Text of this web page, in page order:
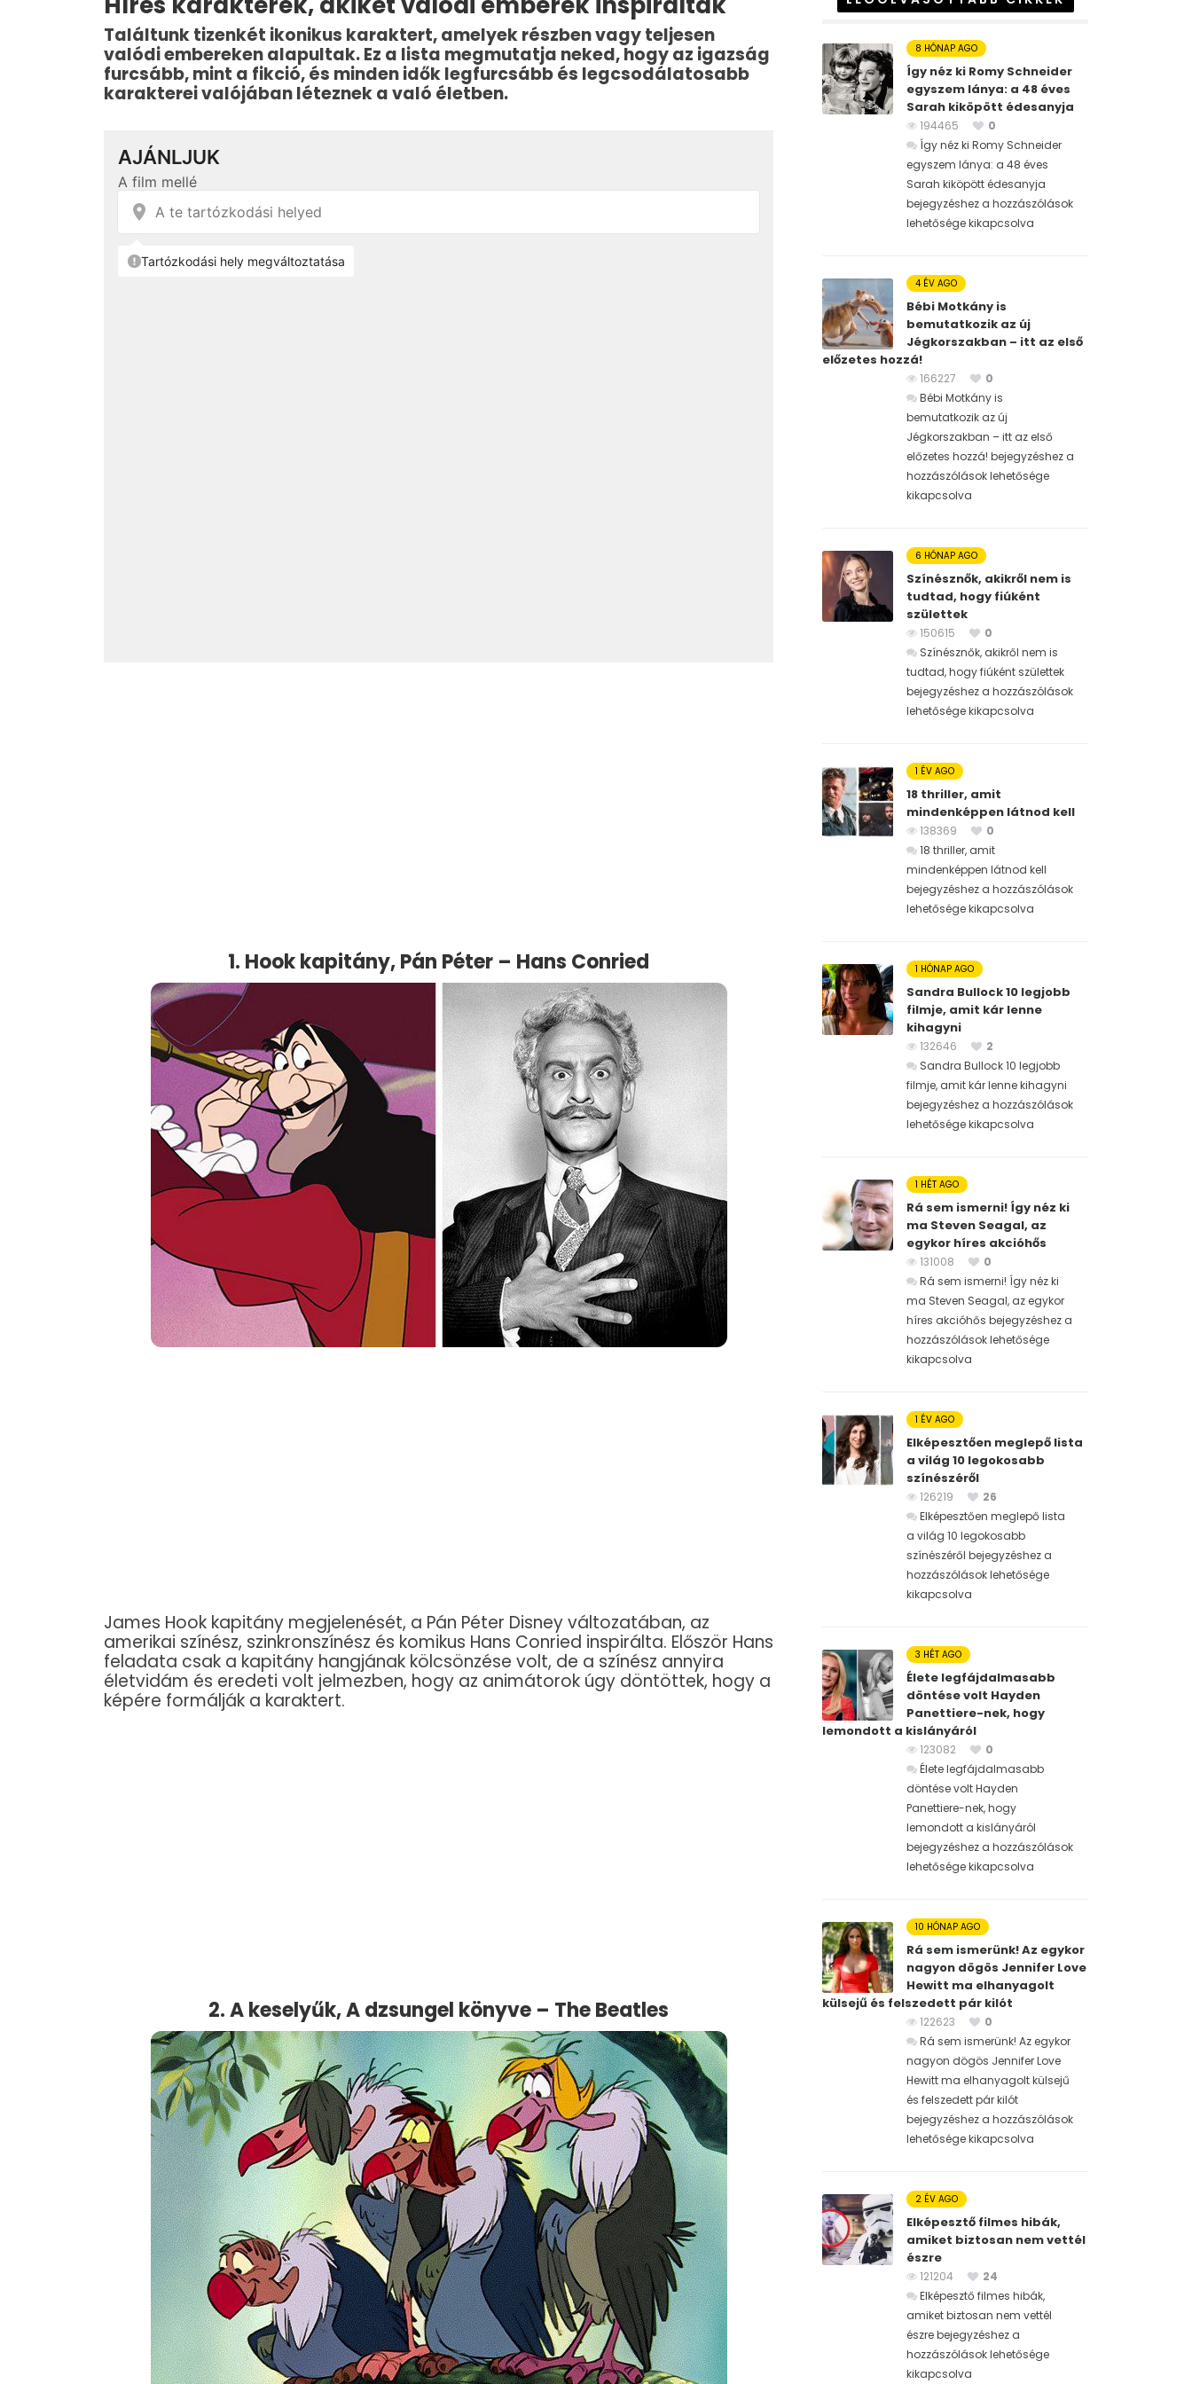
Találtunk tizenkét ikonikus karaktert, amelyek részben vagy teljesen
valódi embereken alapultak. Ez a lista megmutatja neked, hogy az igazság
furcsább, mint a fikció, és minden idők legfurcsább és legcsodálatosabb
karakterei valójában léteznek a való életben.
1. Hook kapitány, Pán Péter – Hans Conried
James Hook kapitány megjelenését, a Pán Péter Disney változatában, az
amerikai színész, szinkronszínész és komikus Hans Conried inspirálta. Először Hans
feladata csak a kapitány hangjának kölcsönzése volt, de a színész annyira
életvidám és eredeti volt jelmezben, hogy az animátorok úgy döntöttek, hogy a
képére formálják a karaktert.
2. A keselyűk, A dzsungel könyve – The Beatles
8 HÓNAP AGO
Így néz ki Romy Schneider
egyszem lánya: a 48 éves
Sarah kiköpött édesanyja
194465
0
Így néz ki Romy Schneider
egyszem lánya: a 48 éves
Sarah kiköpött édesanyja
bejegyzéshez a hozzászólások
lehetősége kikapcsolva
4 ÉV AGO
Bébi Motkány is
bemutatkozik az új
Jégkorszakban – itt az első
előzetes hozzá!
166227
0
Bébi Motkány is
bemutatkozik az új
Jégkorszakban – itt az első
előzetes hozzá! bejegyzéshez a
hozzászólások lehetősége
kikapcsolva
6 HÓNAP AGO
Színésznők, akikről nem is
tudtad, hogy fiúként
születtek
150615
0
Színésznők, akikről nem is
tudtad, hogy fiúként születtek
bejegyzéshez a hozzászólások
lehetősége kikapcsolva
1 ÉV AGO
18 thriller, amit
mindenképpen látnod kell
138369
0
18 thriller, amit
mindenképpen látnod kell
bejegyzéshez a hozzászólások
lehetősége kikapcsolva
1 HÓNAP AGO
Sandra Bullock 10 legjobb
filmje, amit kár lenne
kihagyni
132646
2
Sandra Bullock 10 legjobb
filmje, amit kár lenne kihagyni
bejegyzéshez a hozzászólások
lehetősége kikapcsolva
1 HÉT AGO
Rá sem ismerni! Így néz ki
ma Steven Seagal, az
egykor híres akcióhős
131008
0
Rá sem ismerni! Így néz ki
ma Steven Seagal, az egykor
híres akcióhős bejegyzéshez a
hozzászólások lehetősége
kikapcsolva
1 ÉV AGO
Elképesztően meglepő lista
a világ 10 legokosabb
színészéről
126219
26
Elképesztően meglepő lista
a világ 10 legokosabb
színészéről bejegyzéshez a
hozzászólások lehetősége
kikapcsolva
3 HÉT AGO
Élete legfájdalmasabb
döntése volt Hayden
Panettiere-nek, hogy
lemondott a kislányáról
123082
0
Élete legfájdalmasabb
döntése volt Hayden
Panettiere-nek, hogy
lemondott a kislányáról
bejegyzéshez a hozzászólások
lehetősége kikapcsolva
10 HÓNAP AGO
Rá sem ismerünk! Az egykor
nagyon dögös Jennifer Love
Hewitt ma elhanyagolt
külsejű és felszedett pár kilót
122623
0
Rá sem ismerünk! Az egykor
nagyon dögös Jennifer Love
Hewitt ma elhanyagolt külsejű
és felszedett pár kilót
bejegyzéshez a hozzászólások
lehetősége kikapcsolva
2 ÉV AGO
Elképesztő filmes hibák,
amiket biztosan nem vettél
észre
121204
24
Elképesztő filmes hibák,
amiket biztosan nem vettél
észre bejegyzéshez a
hozzászólások lehetősége
kikapcsolva